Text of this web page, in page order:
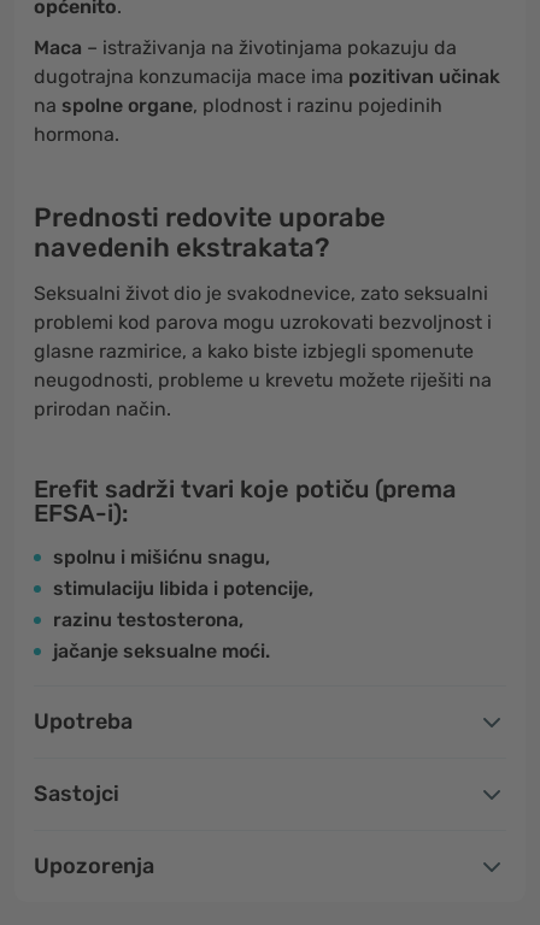
općenito.
Maca – istraživanja na životinjama pokazuju da
dugotrajna konzumacija mace ima pozitivan učinak
na spolne organe, plodnost i razinu pojedinih
hormona.
Prednosti redovite uporabe
navedenih ekstrakata?
Seksualni život dio je svakodnevice, zato seksualni
problemi kod parova mogu uzrokovati bezvoljnost i
glasne razmirice, a kako biste izbjegli spomenute
neugodnosti, probleme u krevetu možete riješiti na
prirodan način.
Erefit sadrži tvari koje potiču (prema
EFSA-i):
spolnu i mišićnu snagu,
stimulaciju libida i potencije,
razinu testosterona,
jačanje seksualne moći.
Upotreba
Sastojci
Upozorenja